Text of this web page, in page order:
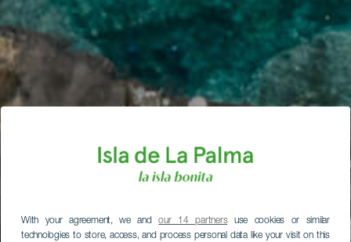
With your agreement, we andour 14 partnersuse cookies or similar
technologies to store, access, and process personal data like your visit on this